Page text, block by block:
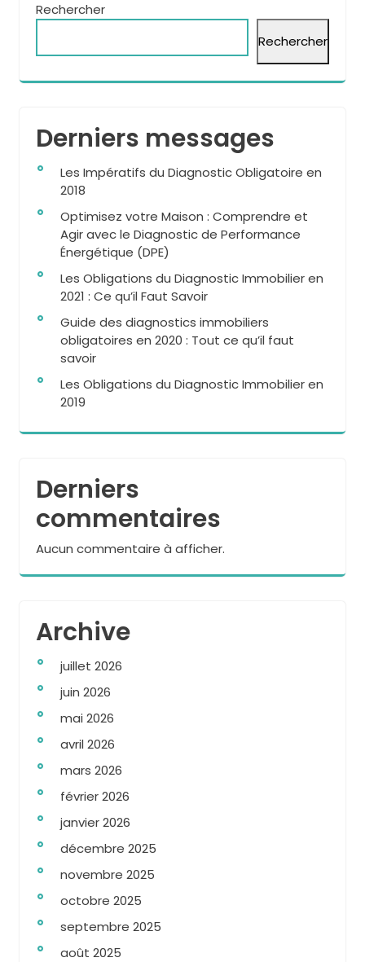
Rechercher
Rechercher
Derniers messages
Les Impératifs du Diagnostic Obligatoire en
2018
Optimisez votre Maison : Comprendre et
Agir avec le Diagnostic de Performance
Énergétique (DPE)
Les Obligations du Diagnostic Immobilier en
2021 : Ce qu’il Faut Savoir
Guide des diagnostics immobiliers
obligatoires en 2020 : Tout ce qu’il faut
savoir
Les Obligations du Diagnostic Immobilier en
2019
Derniers
commentaires
Aucun commentaire à afficher.
Archive
juillet 2026
juin 2026
mai 2026
avril 2026
mars 2026
février 2026
janvier 2026
décembre 2025
novembre 2025
octobre 2025
septembre 2025
août 2025